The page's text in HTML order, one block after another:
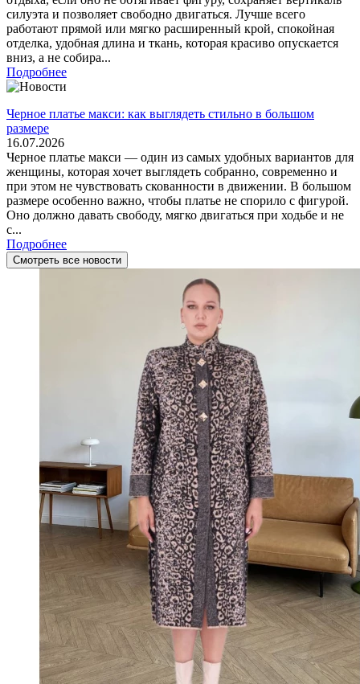
силуэта и позволяет свободно двигаться. Лучше всего
работают прямой или мягко расширенный крой, спокойная
отделка, удобная длина и ткань, которая красиво опускается
вниз, а не собира...
Подробнее
Черное платье макси: как выглядеть стильно в большом
размере
16.07.2026
Черное платье макси — один из самых удобных вариантов для
женщины, которая хочет выглядеть собранно, современно и
при этом не чувствовать скованности в движении. В большом
размере особенно важно, чтобы платье не спорило с фигурой.
Оно должно давать свободу, мягко двигаться при ходьбе и не
с...
Подробнее
Смотреть все новости